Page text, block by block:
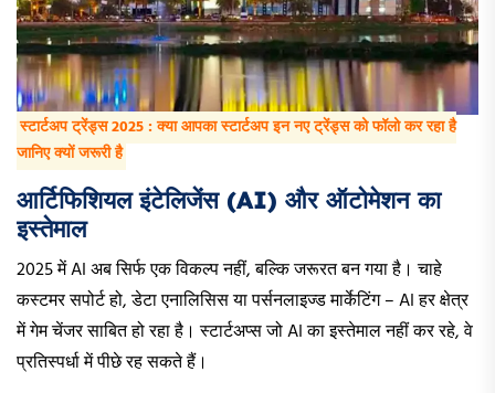
स्टार्टअप ट्रेंड्स 2025 : क्या आपका स्टार्टअप इन नए ट्रेंड्स को फॉलो कर रहा है
जानिए क्यों जरूरी है
आर्टिफिशियल इंटेलिजेंस (AI) और ऑटोमेशन का
इस्तेमाल
2025 में AI अब सिर्फ एक विकल्प नहीं, बल्कि जरूरत बन गया है। चाहे
कस्टमर सपोर्ट हो, डेटा एनालिसिस या पर्सनलाइज्ड मार्केटिंग – AI हर क्षेत्र
में गेम चेंजर साबित हो रहा है। स्टार्टअप्स जो AI का इस्तेमाल नहीं कर रहे, वे
प्रतिस्पर्धा में पीछे रह सकते हैं।